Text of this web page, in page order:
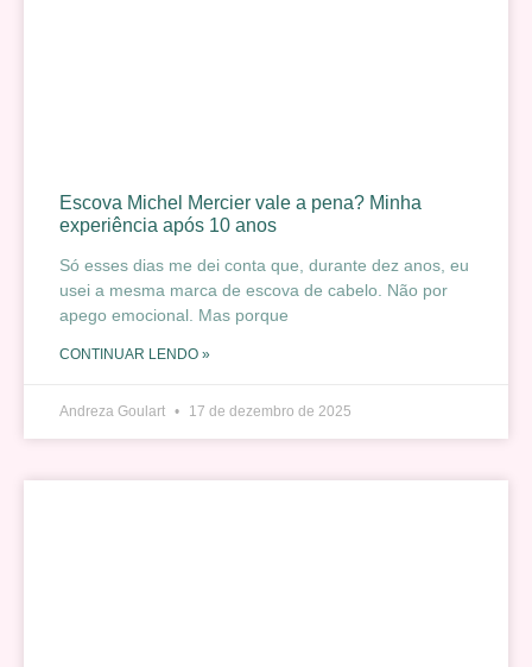
Escova Michel Mercier vale a pena? Minha
experiência após 10 anos
Só esses dias me dei conta que, durante dez anos, eu
usei a mesma marca de escova de cabelo. Não por
apego emocional. Mas porque
CONTINUAR LENDO »
Andreza Goulart 17 de dezembro de 2025